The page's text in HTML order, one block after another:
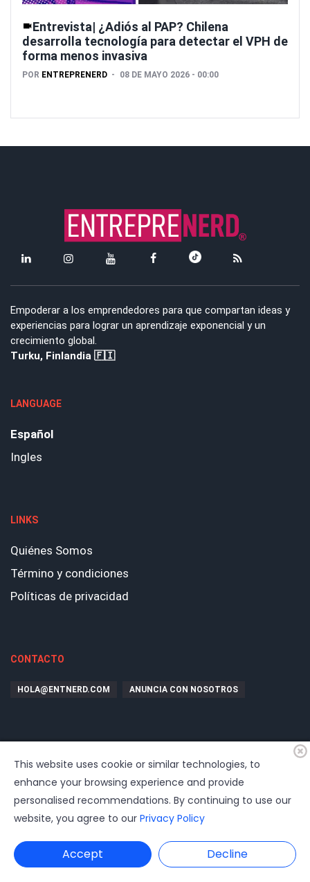
Entrevista| ¿Adiós al PAP? Chilena
desarrolla tecnología para detectar el VPH de
forma menos invasiva
POR ENTREPRENERD 08 DE MAYO 2026 - 00:00
Empoderar a los emprendedores para que compartan ideas y
experiencias para lograr un aprendizaje exponencial y un
crecimiento global.
Turku, Finlandia 🇫🇮
LANGUAGE
Español
Ingles
LINKS
Quiénes Somos
Término y condiciones
Políticas de privacidad
CONTACTO
HOLA@ENTNERD.COM ANUNCIA CON NOSOTROS
www.dast.cl
This website uses cookie or similar technologies, to
enhance your browsing experience and provide
personalised recommendations. By continuing to use our
website, you agree to our Privacy Policy
Accept Decline